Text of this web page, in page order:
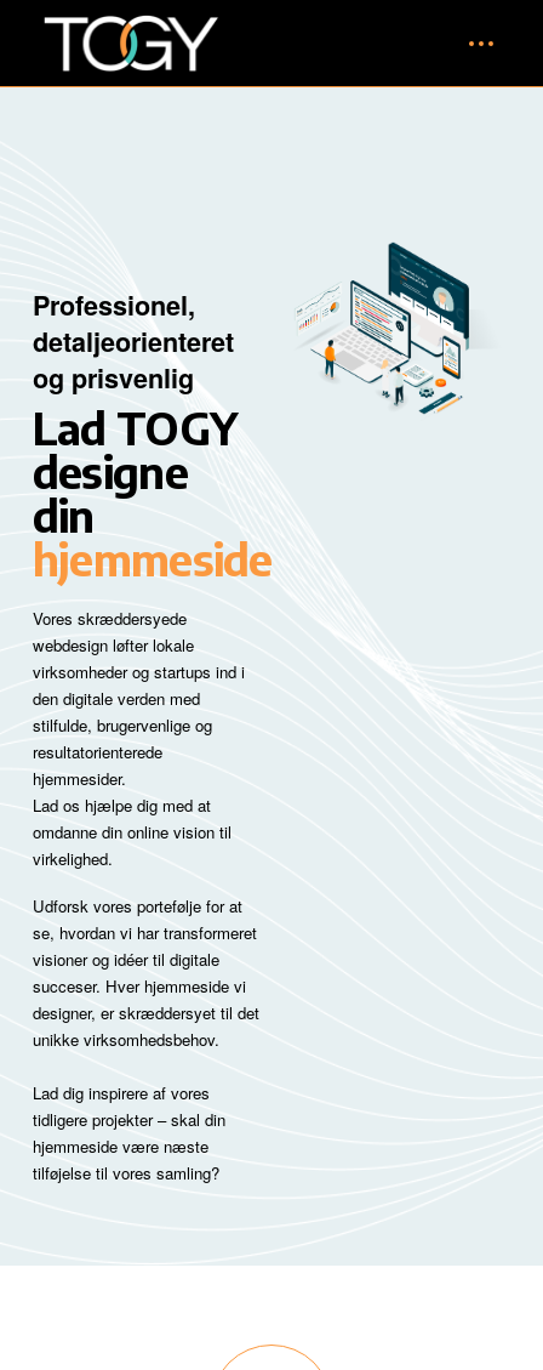
Professionel,
detaljeorienteret
og prisvenlig
Lad TOGY
designe
din
hjemmeside
Vores skræddersyede
webdesign løfter lokale
virksomheder og startups ind i
den digitale verden med
stilfulde, brugervenlige og
resultatorienterede
hjemmesider.
Lad os hjælpe dig med at
omdanne din online vision til
virkelighed.
Udforsk vores portefølje for at
se, hvordan vi har transformeret
visioner og idéer til digitale
succeser. Hver hjemmeside vi
designer, er skræddersyet til det
unikke virksomhedsbehov.
Lad dig inspirere af vores
tidligere projekter – skal din
hjemmeside være næste
tilføjelse til vores samling?